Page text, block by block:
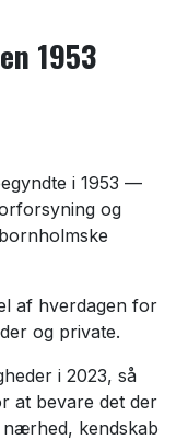
1953
i 1953 —
og
af hverdagen for
og private.
i 2023, så
at bevare det der
kendskab